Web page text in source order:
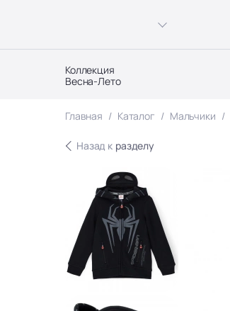
Коллекция
Весна-Лето
Главная Каталог Мальчики
Назад к разделу